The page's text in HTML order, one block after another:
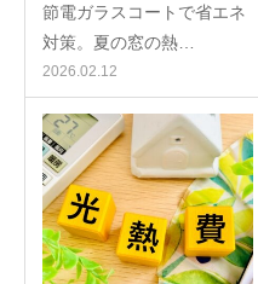
節電ガラスコートで省エネ
対策。夏の窓の熱…
2026.02.12